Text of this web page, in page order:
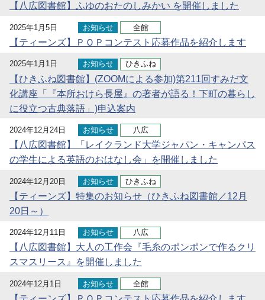
【八広図書館】ふゆのおたのしみかい を開催しました
2025年1月5日 お知らせ 全館
【ティーンズ】ＰＯＰコンテスト応募作品を紹介します
2025年1月1日 お知らせ ひきふね
【ひきふね図書館】(ZOOMによる参加)第211回すみだ文
化講座「『本所おけら長屋』の著者が語る！下町の暮らし
に役立つ古典落語」)申込案内
2024年12月24日 お知らせ 八広
【八広図書館】「レイクランド大学ジャパン・キャンパス
の学生による英語のおはなし会」を開催しました
2024年12月20日 お知らせ ひきふね
【ティーンズ】特集のお知らせ（ひきふね図書館／12月
20日～）
2024年12月11日 お知らせ 八広
【八広図書館】大人の工作会『毛糸のポンポンで作るクリ
スマスリース』を開催しました
2024年12月1日 お知らせ 全館